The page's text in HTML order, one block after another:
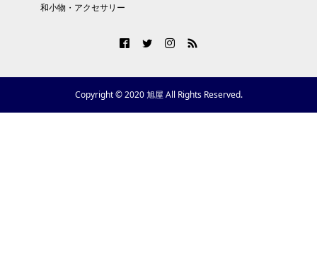
和小物・アクセサリー
Copyright © 2020 旭屋 All Rights Reserved.